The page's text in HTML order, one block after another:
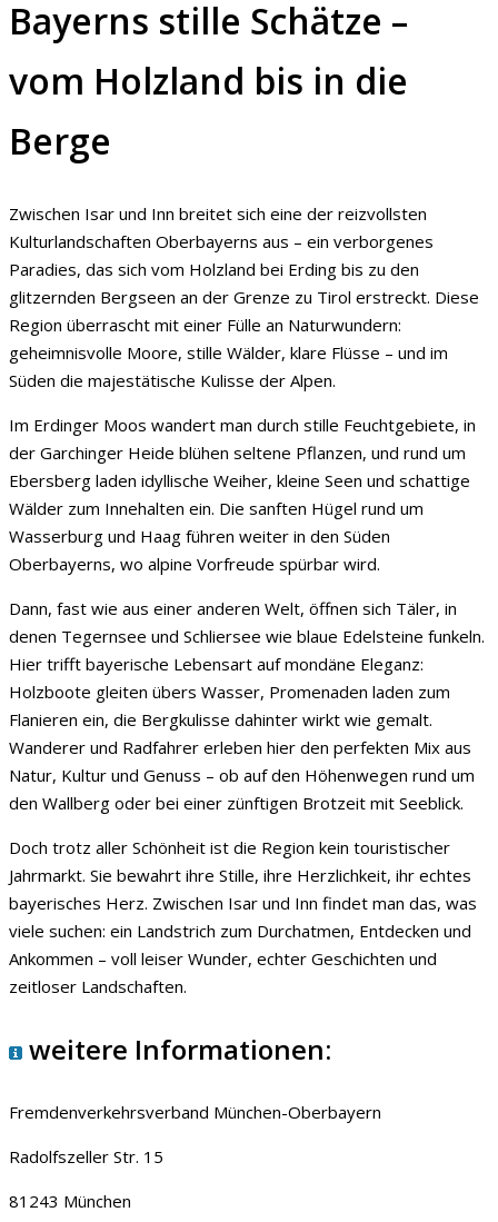
Bayerns stille Schätze –
vom Holzland bis in die
Berge
Zwischen Isar und Inn breitet sich eine der reizvollsten
Kulturlandschaften Oberbayerns aus – ein verborgenes
Paradies, das sich vom Holzland bei Erding bis zu den
glitzernden Bergseen an der Grenze zu Tirol erstreckt. Diese
Region überrascht mit einer Fülle an Naturwundern:
geheimnisvolle Moore, stille Wälder, klare Flüsse – und im
Süden die majestätische Kulisse der Alpen.
Im Erdinger Moos wandert man durch stille Feuchtgebiete, in
der Garchinger Heide blühen seltene Pflanzen, und rund um
Ebersberg laden idyllische Weiher, kleine Seen und schattige
Wälder zum Innehalten ein. Die sanften Hügel rund um
Wasserburg und Haag führen weiter in den Süden
Oberbayerns, wo alpine Vorfreude spürbar wird.
Dann, fast wie aus einer anderen Welt, öffnen sich Täler, in
denen Tegernsee und Schliersee wie blaue Edelsteine funkeln.
Hier trifft bayerische Lebensart auf mondäne Eleganz:
Holzboote gleiten übers Wasser, Promenaden laden zum
Flanieren ein, die Bergkulisse dahinter wirkt wie gemalt.
Wanderer und Radfahrer erleben hier den perfekten Mix aus
Natur, Kultur und Genuss – ob auf den Höhenwegen rund um
den Wallberg oder bei einer zünftigen Brotzeit mit Seeblick.
Doch trotz aller Schönheit ist die Region kein touristischer
Jahrmarkt. Sie bewahrt ihre Stille, ihre Herzlichkeit, ihr echtes
bayerisches Herz. Zwischen Isar und Inn findet man das, was
viele suchen: ein Landstrich zum Durchatmen, Entdecken und
Ankommen – voll leiser Wunder, echter Geschichten und
zeitloser Landschaften.
weitere Informationen:
Fremdenverkehrsverband München-Oberbayern
Radolfszeller Str. 15
81243 München